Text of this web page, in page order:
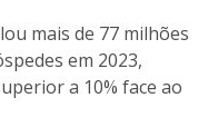
mais de 77 milhões
em 2023,
a 10% face ao